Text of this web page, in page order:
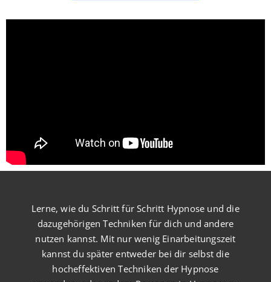
Lerne, wie du Schritt für Schritt Hypnose und die
dazugehörigen Techniken für dich und andere
nutzen kannst. Mit nur wenig Einarbeitungszeit
kannst du später entweder bei dir selbst die
hocheffektiven Techniken der Hypnose